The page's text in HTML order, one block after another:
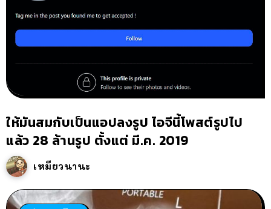
ให้มันสมกับเป็นแอปลงรูป ไอจีนี้โพสต์รูปไป
แล้ว 28 ล้านรูป ตั้งแต่ มี.ค. 2019
เหมียวนานะ